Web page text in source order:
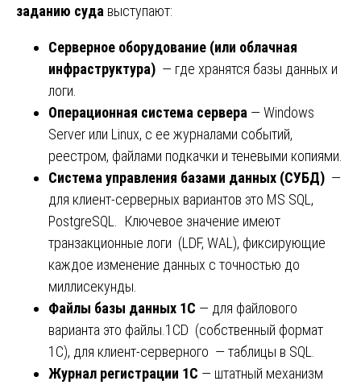
заданию суда выступают:
Серверное оборудование (или облачная
инфраструктура) — где хранятся базы данных и
логи.
Операционная система сервера — Windows
Server или Linux, с ее журналами событий,
реестром, файлами подкачки и теневыми копиями.
Система управления базами данных (СУБД) —
для клиент-серверных вариантов это MS SQL,
PostgreSQL. Ключевое значение имеют
транзакционные логи (LDF, WAL), фиксирующие
каждое изменение данных с точностью до
миллисекунды.
Файлы базы данных 1С — для файлового
варианта это файлы.1CD (собственный формат
1С), для клиент-серверного — таблицы в SQL.
Журнал регистрации 1С — штатный механизм